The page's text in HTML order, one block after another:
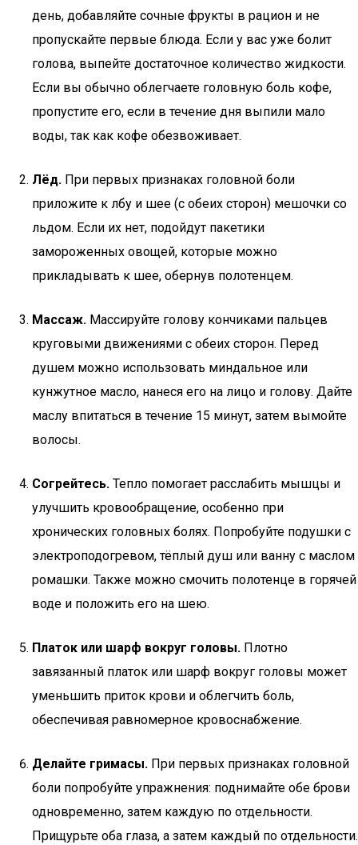
день, добавляйте сочные фрукты в рацион и не
пропускайте первые блюда. Если у вас уже болит
голова, выпейте достаточное количество жидкости.
Если вы обычно облегчаете головную боль кофе,
пропустите его, если в течение дня выпили мало
воды, так как кофе обезвоживает.
Лёд. При первых признаках головной боли
приложите к лбу и шее (с обеих сторон) мешочки со
льдом. Если их нет, подойдут пакетики
замороженных овощей, которые можно
прикладывать к шее, обернув полотенцем.
Массаж. Массируйте голову кончиками пальцев
круговыми движениями с обеих сторон. Перед
душем можно использовать миндальное или
кунжутное масло, нанеся его на лицо и голову. Дайте
маслу впитаться в течение 15 минут, затем вымойте
волосы.
Согрейтесь. Тепло помогает расслабить мышцы и
улучшить кровообращение, особенно при
хронических головных болях. Попробуйте подушки с
электроподогревом, тёплый душ или ванну с маслом
ромашки. Также можно смочить полотенце в горячей
воде и положить его на шею.
Платок или шарф вокруг головы. Плотно
завязанный платок или шарф вокруг головы может
уменьшить приток крови и облегчить боль,
обеспечивая равномерное кровоснабжение.
Делайте гримасы. При первых признаках головной
боли попробуйте упражнения: поднимайте обе брови
одновременно, затем каждую по отдельности.
Прищурьте оба глаза, а затем каждый по отдельности.